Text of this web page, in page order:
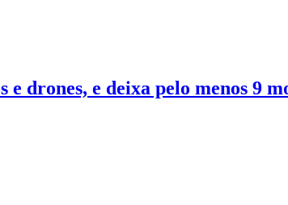
drones, e deixa pelo menos 9